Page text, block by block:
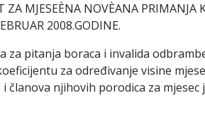
MJESEÈNA NOVÈANA PRIMANJA
2008.GODINE.
za pitanja boraca i invalida
za određivanje visine
članova njihovih porodica za